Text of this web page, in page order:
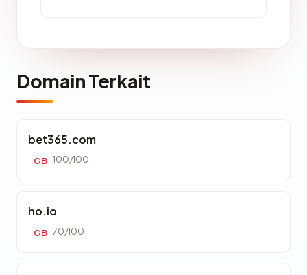
Domain Terkait
bet365.com
GB 100/100
ho.io
GB 70/100